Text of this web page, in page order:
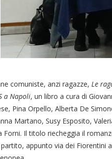
comuniste, anzi ragazze, Le
a Napoli, un libro a cura di
Pina Orpello, Alberta De
Martano, Susy Esposito,
Forni. Il titolo riecheggia il
appunto via dei